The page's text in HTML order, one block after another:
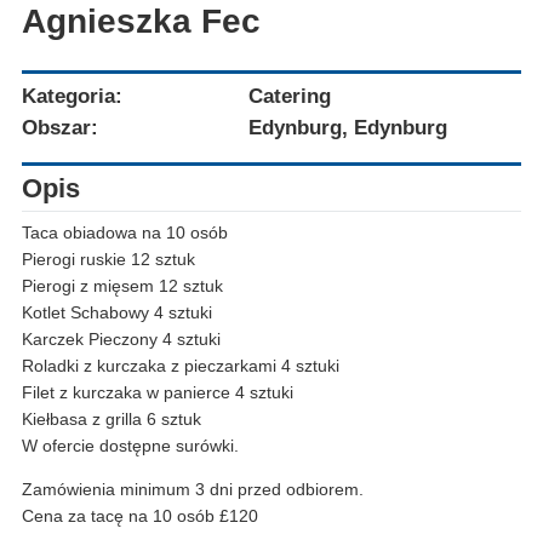
Agnieszka Fec
Kategoria:
Catering
Obszar:
Edynburg, Edynburg
Opis
Taca obiadowa na 10 osób
Pierogi ruskie 12 sztuk
Pierogi z mięsem 12 sztuk
Kotlet Schabowy 4 sztuki
Karczek Pieczony 4 sztuki
Roladki z kurczaka z pieczarkami 4 sztuki
Filet z kurczaka w panierce 4 sztuki
Kiełbasa z grilla 6 sztuk
W ofercie dostępne surówki.
Zamówienia minimum 3 dni przed odbiorem.
Cena za tacę na 10 osób £120